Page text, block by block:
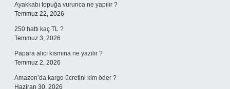
Ayakkabı topuğa vurunca ne yapılır ?
Temmuz 22, 2026
250 hattı kaç TL ?
Temmuz 3, 2026
Papara alıcı kısmına ne yazılır ?
Temmuz 2, 2026
Amazon’da kargo ücretini kim öder ?
Haziran 30, 2026